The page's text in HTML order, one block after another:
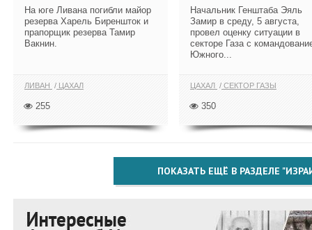
На юге Ливана погибли майор
резерва Харель Биреншток и
прапорщик резерва Тамир
Вакнин.
ЛИВАН ЦАХАЛ
255
Начальник Генштаба Эяль
Замир в среду, 5 августа,
провел оценку ситуации в
секторе Газа с
Южного...
ЦАХАЛ СЕКТОР ГАЗЫ
350
ПОКАЗАТЬ ЕЩЁ В РАЗДЕЛЕ